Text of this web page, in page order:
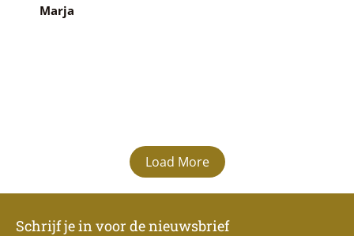
Marja
Load More
Schrijf je in voor de nieuwsbrief